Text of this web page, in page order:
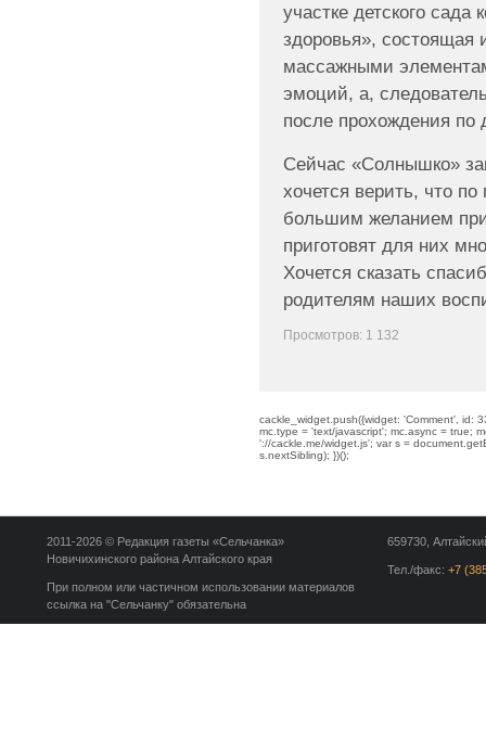
участке детского
здоровья», состоящая
массажными
эмоций, а,
после прохождения по
Сейчас «Солнышко»
хочется верить, что
большим желанием
приготовят для них
Хочется сказать
родителям наших
Просмотров: 1 132
cackle_widget.push({widget: 'Comment', id:
mc.type = 'text/javascript'; mc.async = true;
'://cackle.me/widget.js'; var s =
s.nextSibling); })();
659730,
Тел./факс: +7
2011-2026 © Редакция газеты «Сельчанка»
Новичихинского района Алтайского края
При полном или частичном использовании материалов
ссылка на "Сельчанку" обязательна